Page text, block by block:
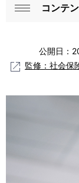
在
を
表
て
ロ
コンテ
公開日：
監修：社会保